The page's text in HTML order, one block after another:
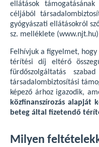
ellátások
céljából
gyógyászati ellátásokról
sz. melléklete
Felhívjuk a figyelmet,
térítési díj eltérő
fürdőszolgáltatás
társadalombiztosítási
képező árhoz igazodik,
közfinanszírozás alapját
beteg által fizetendő
Milyen